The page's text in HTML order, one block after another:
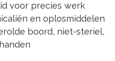
voor precies werk
en oplosmiddelen
boord, niet-steriel,